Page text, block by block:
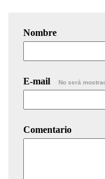
Nombre
E-mail No será
Comentario